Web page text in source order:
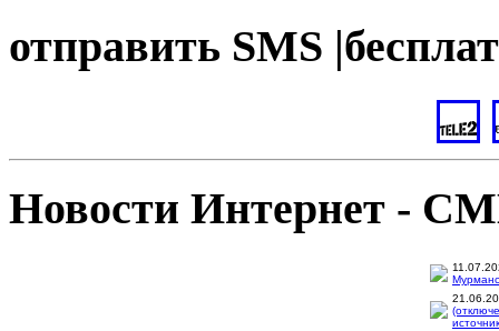
отправить SMS
Новости Интернет -